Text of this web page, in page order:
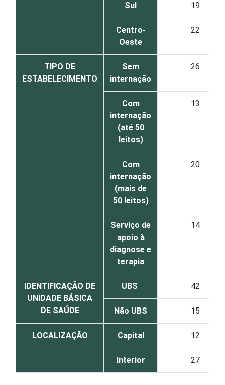
Sul 19
Centro-
Oeste
22
TIPO DE
ESTABELECIMENTO
Sem
internação
26
Com
internação
(até 50
leitos)
13
Com
internação
(mais de
50 leitos)
20
Serviço de
apoio à
diagnose e
terapia
14
IDENTIFICAÇÃO DE
UNIDADE BÁSICA
DE SAÚDE
UBS 42
Não UBS 15
LOCALIZAÇÃO Capital 12
Interior 27